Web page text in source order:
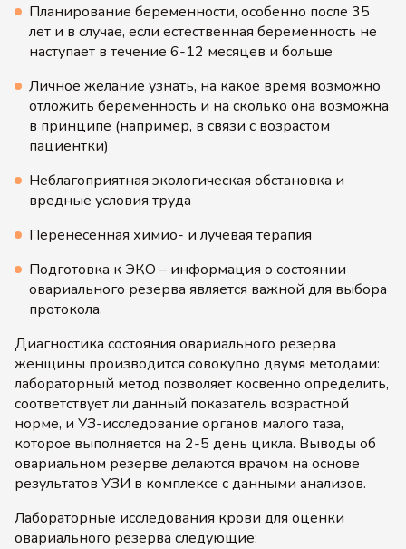
Планирование беременности, особенно после 35
лет и в случае, если естественная беременность не
наступает в течение 6-12 месяцев и больше
Личное желание узнать, на какое время возможно
отложить беременность и на сколько она возможна
в принципе (например, в связи с возрастом
пациентки)
Неблагоприятная экологическая обстановка и
вредные условия труда
Перенесенная химио- и лучевая терапия
Подготовка к ЭКО – информация о состоянии
овариального резерва является важной для выбора
протокола.
Диагностика состояния овариального резерва
женщины производится совокупно двумя методами:
лабораторный метод позволяет косвенно определить,
соответствует ли данный показатель возрастной
норме, и УЗ-исследование органов малого таза,
которое выполняется на 2-5 день цикла. Выводы об
овариальном резерве делаются врачом на основе
результатов УЗИ в комплексе с данными анализов.
Лабораторные исследования крови для оценки
овариального резерва следующие: